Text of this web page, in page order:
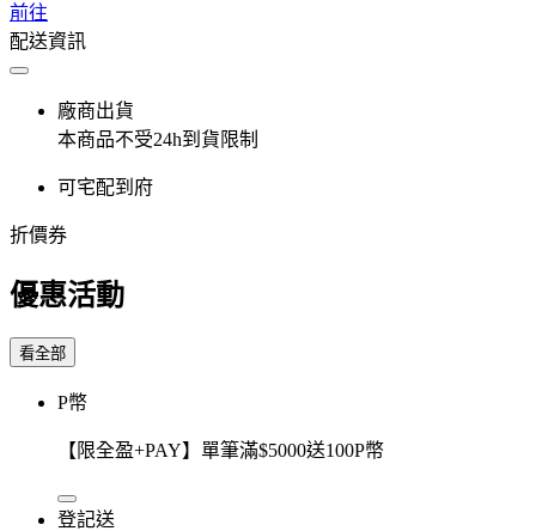
前往
配送資訊
廠商出貨
本商品不受24h到貨限制
可宅配到府
折價券
優惠活動
看全部
P幣
【限全盈+PAY】單筆滿$5000送100P幣
登記送